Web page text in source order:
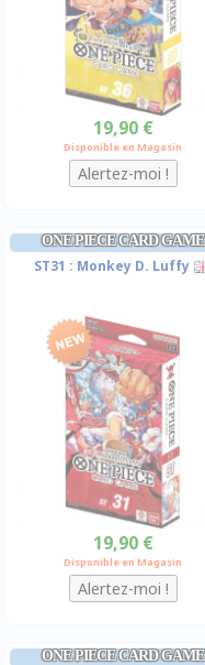
19,90 €
Disponible en Magasin
ONE PIECE CARD GAME
ST31 : Monkey D. Luffy
19,90 €
Disponible en Magasin
ONE PIECE CARD GAME